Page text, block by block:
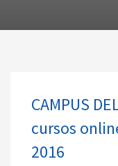
CAMPUS
cursos
2016